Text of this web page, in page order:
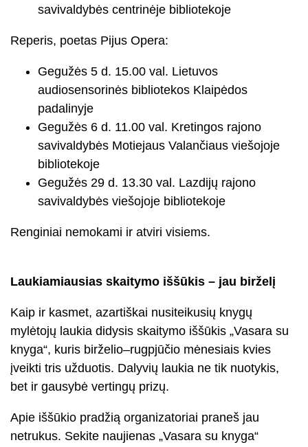
savivaldybės centrinėje bibliotekoje
Reperis, poetas Pijus Opera:
Gegužės 5 d. 15.00 val. Lietuvos
audiosensorinės bibliotekos Klaipėdos
padalinyje
Gegužės 6 d. 11.00 val. Kretingos rajono
savivaldybės Motiejaus Valančiaus viešojoje
bibliotekoje
Gegužės 29 d. 13.30 val. Lazdijų rajono
savivaldybės viešojoje bibliotekoje
Renginiai nemokami ir atviri visiems.
Laukiamiausias skaitymo iššūkis – jau birželį
Kaip ir kasmet, azartiškai nusiteikusių knygų
mylėtojų laukia didysis skaitymo iššūkis „Vasara su
knyga“, kuris birželio–rugpjūčio mėnesiais kvies
įveikti tris užduotis. Dalyvių laukia ne tik nuotykis,
bet ir gausybė vertingų prizų.
Apie iššūkio pradžią organizatoriai praneš jau
netrukus. Sekite naujienas „Vasara su knyga“